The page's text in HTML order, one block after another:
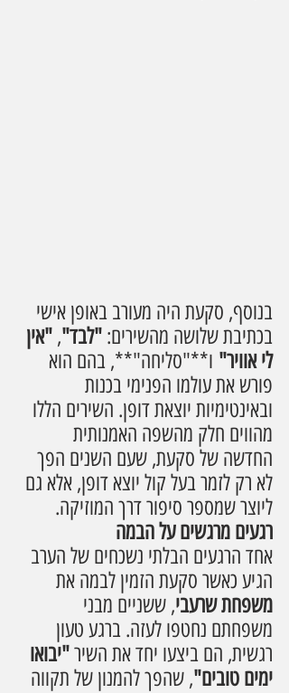
בנוסף, סקעת היה מעורב באופן אישי
בכתיבת שלושה מהשירים: "לבד", "אין
לי אוויר" ו**"סליחה"**, בהם הוא
פורש את עולמו הפנימי בכנות
ובאינטימיות יוצאת דופן. השירים הללו
מהווים חלק מהשפה האמנותית
החדשה של סקעת, שעם השנים הפך
לא רק לזמר בעל קול יוצא דופן, אלא גם
ליוצר שמספר סיפור דרך המוזיקה.
רגעים מרגשים על הבמה
אחד הרגעים הבלתי נשכחים של הערב
הגיע כאשר סקעת הזמין לבמה את
משפחת שרעבי, ששניים מבני
משפחתם נחטפו לעזה. ברגע טעון
רגשית, הם ביצעו יחד את השיר "יבואו
ימים טובים", שהפך להמנון של תקווה